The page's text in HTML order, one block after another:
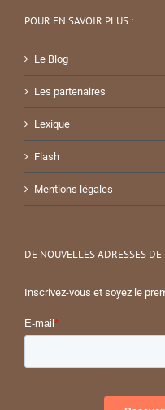
POUR EN SAVOIR PLUS :
Le Blog
Les partenaires
Lexique
Flash
Mentions légales
DE NOUVELLES ADRESSES
Inscrivez-vous et soyez le